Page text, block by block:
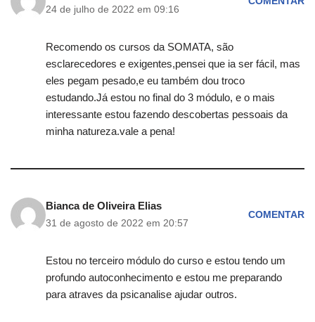
24 de julho de 2022 em 09:16
Recomendo os cursos da SOMATA, são
esclarecedores e exigentes,pensei que ia ser fácil, mas
eles pegam pesado,e eu também dou troco
estudando.Já estou no final do 3 módulo, e o mais
interessante estou fazendo descobertas pessoais da
minha natureza.vale a pena!
Bianca de Oliveira Elias
31 de agosto de 2022 em 20:57
COMENTAR
Estou no terceiro módulo do curso e estou tendo um
profundo autoconhecimento e estou me preparando
para atraves da psicanalise ajudar outros.